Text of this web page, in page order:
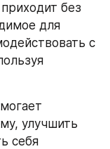
без
для
с
улучшить
себя